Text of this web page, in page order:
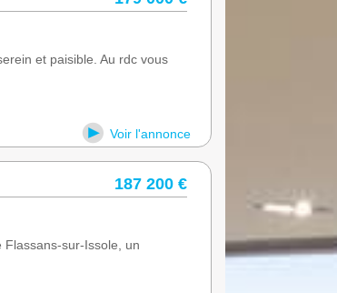
et paisible. Au rdc vous
Voir l'annonce
187 200 €
sur-Issole, un